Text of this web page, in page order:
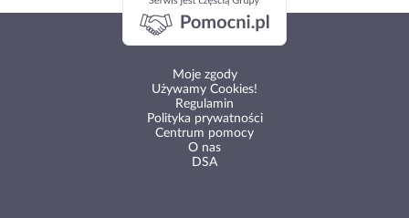
Moje zgody
Używamy Cookies!
Regulamin
Polityka prywatności
Centrum pomocy
O nas
DSA